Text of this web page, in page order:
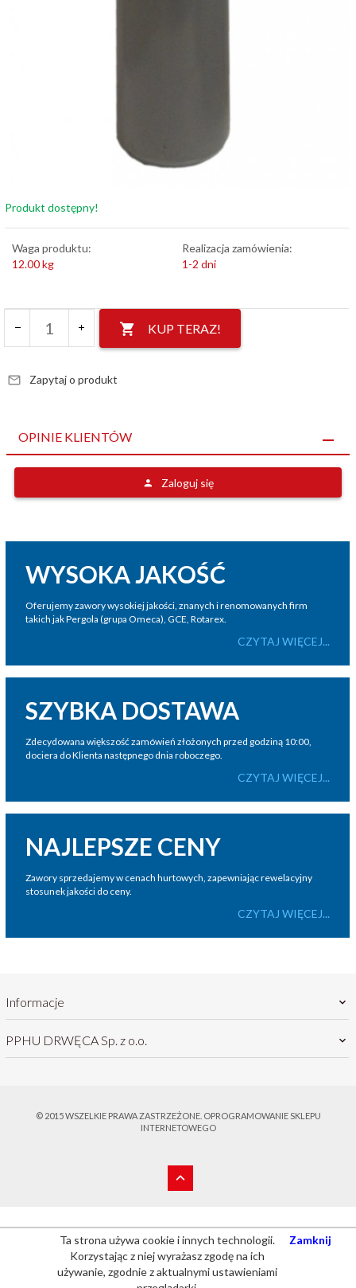
Produkt dostępny!
Waga produktu:
12.00kg
Realizacja zamówienia:
1-2 dni
KUP TERAZ!
Zapytaj o produkt
OPINIE KLIENTÓW
Zaloguj się
WYSOKA JAKOŚĆ
Oferujemy zawory wysokiej jakości, znanych i renomowanych firm
takich jak Pergola (grupa Omeca), GCE, Rotarex.
CZYTAJ WIĘCEJ...
SZYBKA DOSTAWA
Zdecydowana większość zamówień złożonych przed godziną 10:00,
dociera do Klienta następnego dnia roboczego.
CZYTAJ WIĘCEJ...
NAJLEPSZE CENY
Zawory sprzedajemy w cenach hurtowych, zapewniając rewelacyjny
stosunek jakości do ceny.
CZYTAJ WIĘCEJ...
Informacje
PPHU DRWĘCA Sp. z o.o.
© 2015 WSZELKIE PRAWA ZASTRZEŻONE. OPROGRAMOWANIE SKLEPU
INTERNETOWEGO
Ta strona używa cookie i innych technologii.
Korzystając z niej wyrażasz zgodę na ich
używanie, zgodnie z aktualnymi ustawieniami
Zamknij